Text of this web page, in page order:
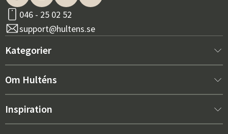
046 - 25 02 52
support@hultens.se
Kategorier
Nytt hos oss
Inredning
Om Hulténs
Om Hulténs
Inspiration